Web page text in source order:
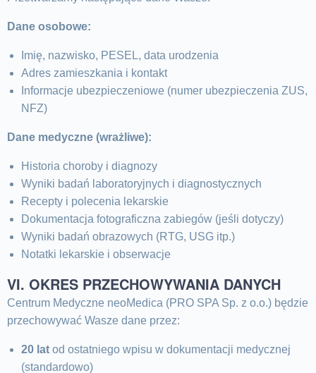
Dane osobowe:
Imię, nazwisko, PESEL, data urodzenia
Adres zamieszkania i kontakt
Informacje ubezpieczeniowe (numer ubezpieczenia ZUS,
NFZ)
Dane medyczne (wrażliwe):
Historia choroby i diagnozy
Wyniki badań laboratoryjnych i diagnostycznych
Recepty i polecenia lekarskie
Dokumentacja fotograficzna zabiegów (jeśli dotyczy)
Wyniki badań obrazowych (RTG, USG itp.)
Notatki lekarskie i obserwacje
VI. OKRES PRZECHOWYWANIA DANYCH
Centrum Medyczne neoMedica (PRO SPA Sp. z o.o.) będzie
przechowywać Wasze dane przez:
20 lat od ostatniego wpisu w dokumentacji medycznej
(standardowo)